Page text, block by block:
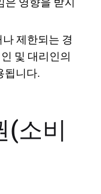
제한되는 경
및 대리인의
됩니다.
(소비